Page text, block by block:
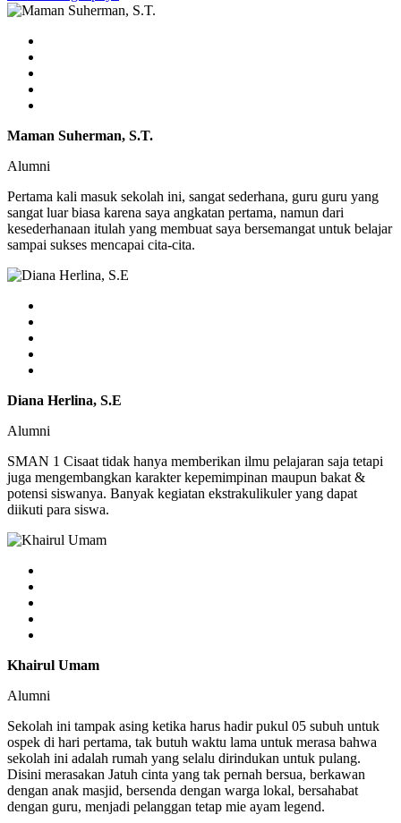
Maman Suherman, S.T.
Alumni
Pertama kali masuk sekolah ini, sangat sederhana, guru guru yang
sangat luar biasa karena saya angkatan pertama, namun dari
kesederhanaan itulah yang membuat saya bersemangat untuk belajar
sampai sukses mencapai cita-cita.
Diana Herlina, S.E
Alumni
SMAN 1 Cisaat tidak hanya memberikan ilmu pelajaran saja tetapi
juga mengembangkan karakter kepemimpinan maupun bakat &
potensi siswanya. Banyak kegiatan ekstrakulikuler yang dapat
diikuti para siswa.
Khairul Umam
Alumni
Sekolah ini tampak asing ketika harus hadir pukul 05 subuh untuk
ospek di hari pertama, tak butuh waktu lama untuk merasa bahwa
sekolah ini adalah rumah yang selalu dirindukan untuk pulang.
Disini merasakan Jatuh cinta yang tak pernah bersua, berkawan
dengan anak masjid, bersenda dengan warga lokal, bersahabat
dengan guru, menjadi pelanggan tetap mie ayam legend.